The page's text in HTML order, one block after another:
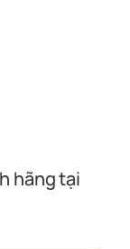
hãng tại